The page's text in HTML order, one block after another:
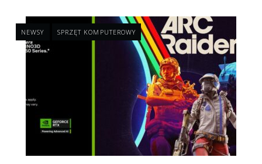
NEWSY SPRZĘT KOMPUTEROWY